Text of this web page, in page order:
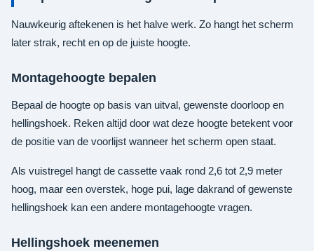
Nauwkeurig aftekenen is het halve werk. Zo hangt het scherm
later strak, recht en op de juiste hoogte.
Montagehoogte bepalen
Bepaal de hoogte op basis van uitval, gewenste doorloop en
hellingshoek. Reken altijd door wat deze hoogte betekent voor
de positie van de voorlijst wanneer het scherm open staat.
Als vuistregel hangt de cassette vaak rond 2,6 tot 2,9 meter
hoog, maar een overstek, hoge pui, lage dakrand of gewenste
hellingshoek kan een andere montagehoogte vragen.
Hellingshoek meenemen